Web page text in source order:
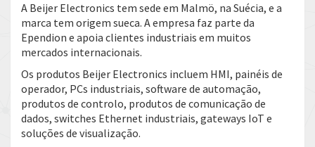
A Beijer Electronics tem sede em Malmö, na Suécia, e a
marca tem origem sueca. A empresa faz parte da
Ependion e apoia clientes industriais em muitos
mercados internacionais.
Os produtos Beijer Electronics incluem HMI, painéis de
operador, PCs industriais, software de automação,
produtos de controlo, produtos de comunicação de
dados, switches Ethernet industriais, gateways IoT e
soluções de visualização.